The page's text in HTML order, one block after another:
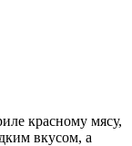
красному мясу,
вкусом, а